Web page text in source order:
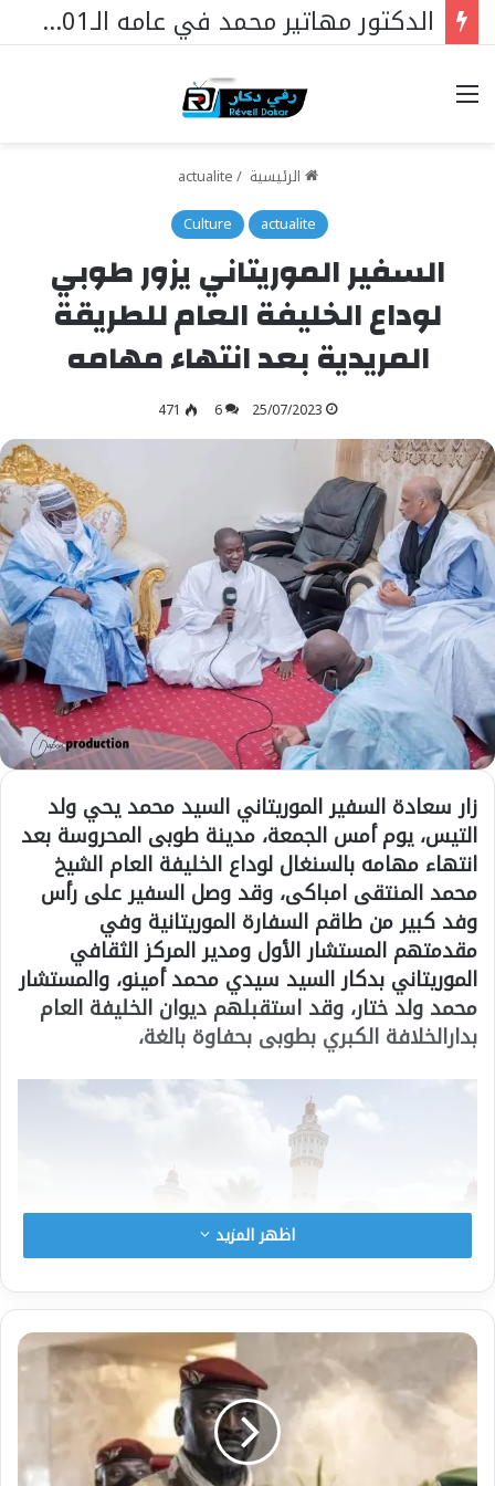
الدكتور مهاتير محمد في عامه الـ101… قائدٌ استثنائي ورمزٌ خالد في مسيرة نهضة ماليزيا.
خيارات
الرئيسية /
actualite
actualite
Culture
السفير الموريتاني يزور طوبي
لوداع الخليفة العام للطريقة
المريدية بعد انتهاء مهامه
25/07/2023
6
471
زار سعادة السفير الموريتاني السيد محمد يحي ولد
التيس، يوم أمس الجمعة، مدينة طوبى المحروسة بعد
انتهاء مهامه بالسنغال لوداع الخليفة العام الشيخ
محمد المنتقى امباكى، وقد وصل السفير على رأس
وفد كبير من طاقم السفارة الموريتانية وفي
مقدمتهم المستشار الأول ومدير المركز الثقافي
الموريتاني بدكار السيد سيدي محمد أمينو، والمستشار
محمد ولد ختار، وقد استقبلهم ديوان الخليفة العام
بدارالخلافة الكبري بطوبى بحفاوة بالغة،
اظهر المزيد